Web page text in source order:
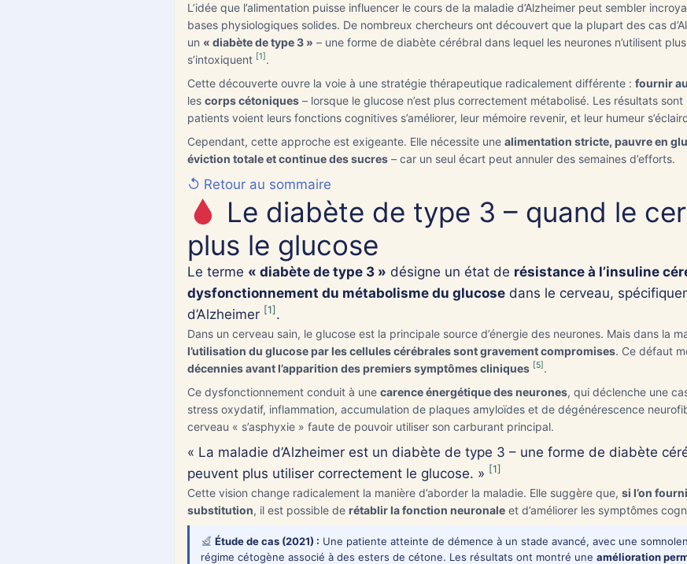
Analyser (GPT-4o Vision activé)
Vidéo en anglais — sous-titres traduits en français disponibles via le bouton «
YouTube.
Types de consultation *
consultation simple
avec repos
certificat enfant malade
Accident de travail
E-mail *
L’idée que l’alimentation puisse influencer le cours de la maladie d’Alzheimer peut sembler
bases physiologiques solides. De nombreux chercheurs ont découvert que la plupart des cas
un « diabète de type 3 » – une forme de diabète cérébral dans lequel les neurones n’utilisent
s’intoxiquent [1] .
Cette découverte ouvre la voie à une stratégie thérapeutique radicalement différente : fournir
les corps cétoniques – lorsque le glucose n’est plus correctement métabolisé. Les résultats
patients voient leurs fonctions cognitives s’améliorer, leur mémoire revenir, et leur humeur
Cependant, cette approche est exigeante. Elle nécessite une alimentation stricte, pauvre en
éviction totale et continue des sucres – car un seul écart peut annuler des semaines d’efforts.
↺ Retour au sommaire
Le diabète de type 3 – quand le
plus le glucose
Le terme « diabète de type 3 » désigne un état de résistance à l’insuline
dysfonctionnement du métabolisme du glucose dans le cerveau,
d’Alzheimer [1] .
Dans un cerveau sain, le glucose est la principale source d’énergie des neurones. Mais dans la
l’utilisation du glucose par les cellules cérébrales sont gravement compromises. Ce défaut
décennies avant l’apparition des premiers symptômes cliniques [5] .
Ce dysfonctionnement conduit à une carence énergétique des neurones, qui déclenche une
stress oxydatif, inflammation, accumulation de plaques amyloïdes et de dégénérescence
cerveau « s’asphyxie » faute de pouvoir utiliser son carburant principal.
« La maladie d’Alzheimer est un diabète de type 3 – une forme de diabète
peuvent plus utiliser correctement le glucose. » [1]
Cette vision change radicalement la manière d’aborder la maladie. Elle suggère que, si l’on
substitution, il est possible de rétablir la fonction neuronale et d’améliorer les symptômes
Étude de cas (2021) : Une patiente atteinte de démence à un stade avancé, avec une
régime cétogène associé à des esters de cétone. Les résultats ont montré une amélioration